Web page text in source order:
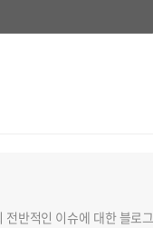
반적인 이슈에 대한 블로그